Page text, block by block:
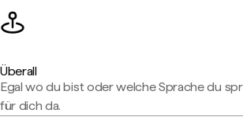
Überall
Egal wo du bist oder welche Sprache du
für dich da.